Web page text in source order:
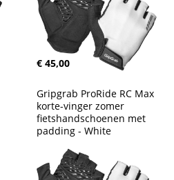
€ 45,00
Gripgrab ProRide RC Max
korte-vinger zomer
fietshandschoenen met
padding - White